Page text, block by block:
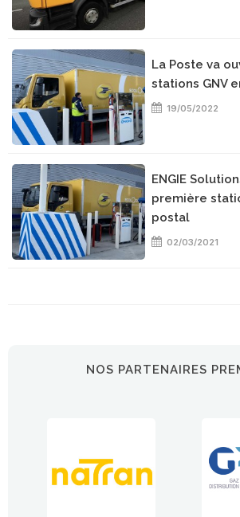
La Poste va
stations GNV
19/05/2022
ENGIE
première
postal
02/03/2021
NOS PARTENAIRES